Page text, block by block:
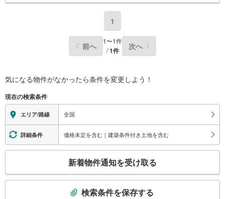
1
前へ 1〜1件
/1件 次へ
気になる物件がなかったら条件を変更しよう！
現在の検索条件
エリア/路線 全国
詳細条件 価格未定を含む｜建築条件付き土地を含む
検
新着物件通知を受け取る
検索条件を保存する